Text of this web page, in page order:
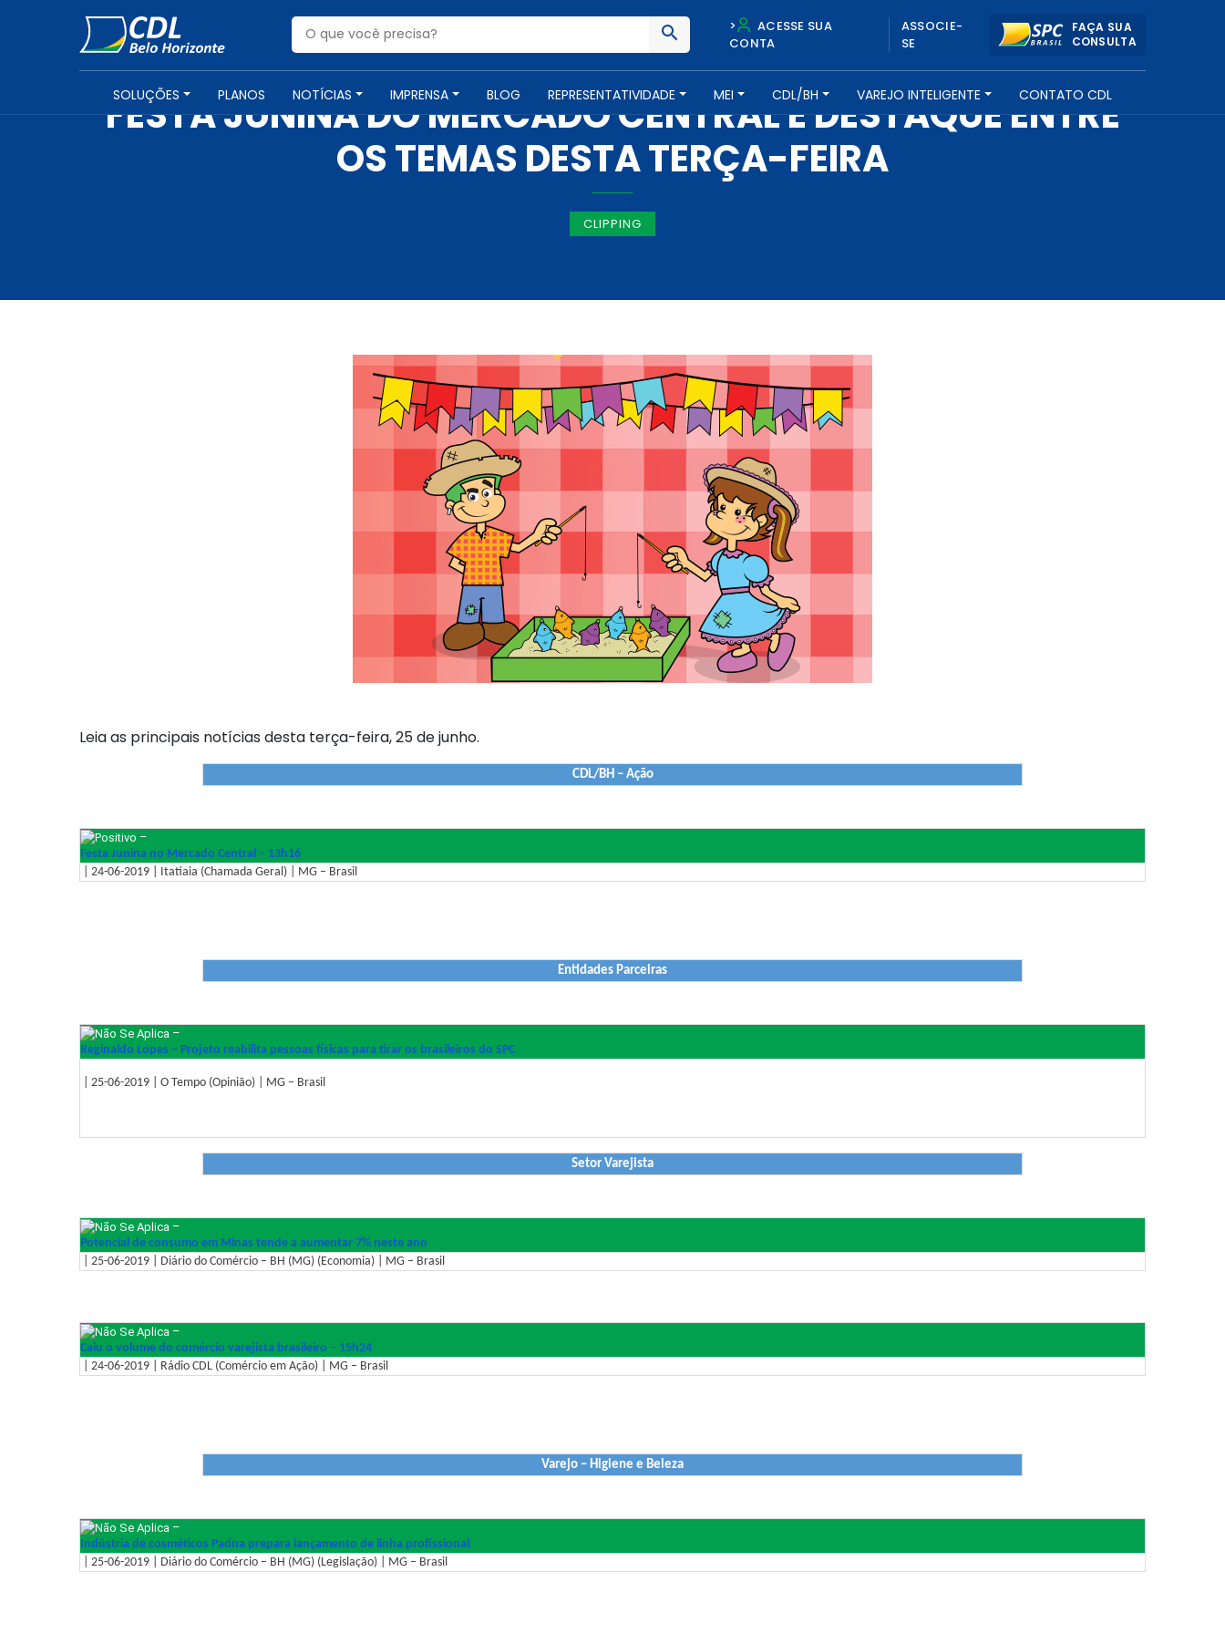
>
ACESSE SUA
CONTA
ASSOCIE-
SE
FAÇA SUA
CONSULTA
SOLUÇÕES PLANOS NOTÍCIAS IMPRENSA BLOG REPRESENTATIVIDADE MEI CDL/BH VAREJO INTELIGENTE CONTATO CDL
IMPRENSA -25 DE JUNHO DE 2019
FESTA JUNINA DO MERCADO CENTRAL É DESTAQUE ENTRE
OS TEMAS DESTA TERÇA-FEIRA
CLIPPING
Leia as principais notícias desta terça-feira, 25 de junho.
CDL/BH – Ação
–
Festa Junina no Mercado Central – 13h16
| 24-06-2019 | Itatiaia (Chamada Geral) | MG – Brasil
Entidades Parceiras
–
Reginaldo Lopes – Projeto reabilita pessoas físicas para tirar os brasileiros do SPC
| 25-06-2019 | O Tempo (Opinião) | MG – Brasil
Setor Varejista
–
Potencial de consumo em Minas tende a aumentar 7% neste ano
| 25-06-2019 | Diário do Comércio – BH (MG) (Economia) | MG – Brasil
–
Caiu o volume do comércio varejista brasileiro – 15h24
| 24-06-2019 | Rádio CDL (Comércio em Ação) | MG – Brasil
Varejo – Higiene e Beleza
–
Indústria de cosméticos Padna prepara lançamento de linha profissional
| 25-06-2019 | Diário do Comércio – BH (MG) (Legislação) | MG – Brasil